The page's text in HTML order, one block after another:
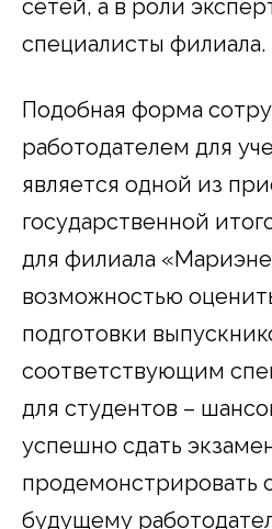
сетей, а в роли
специалисты филиала.
Подобная форма
работодателем для
является одной из
государственной
для филиала
возможностью
подготовки
соответствующим
для студентов –
успешно сдать
продемонстрировать
будущему